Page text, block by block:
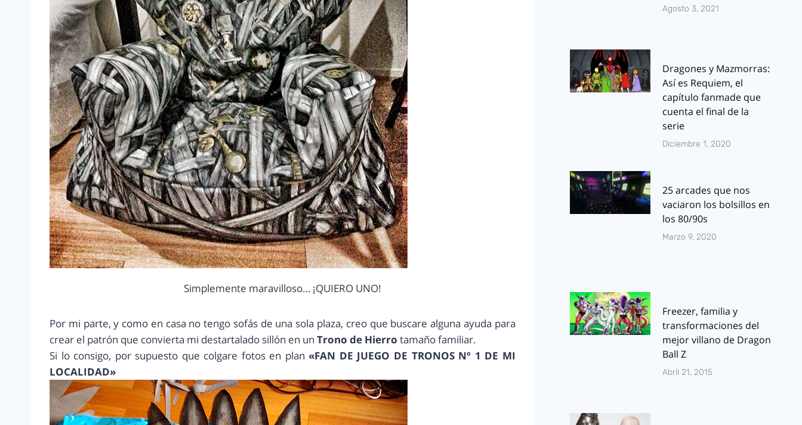
Simplemente maravilloso… ¡QUIERO UNO!
Por mi parte, y como en casa no tengo sofás de una sola plaza, creo que buscare alguna ayuda para
crear el patrón que convierta mi destartalado sillón en un Trono de Hierro tamaño familiar.
Si lo consigo, por supuesto que colgare fotos en plan«FAN DE JUEGO DE TRONOS Nº 1 DE MI
LOCALIDAD»
Agosto 3, 2021
Dragones y Mazmorras:
Así es Requiem, el
capítulo fanmade que
cuenta el final de la
serie
Diciembre 1, 2020
25 arcades que nos
vaciaron los bolsillos en
los 80/90s
Marzo 9, 2020
Freezer, familia y
transformaciones del
mejor villano de Dragon
Ball Z
Abril 21, 2015